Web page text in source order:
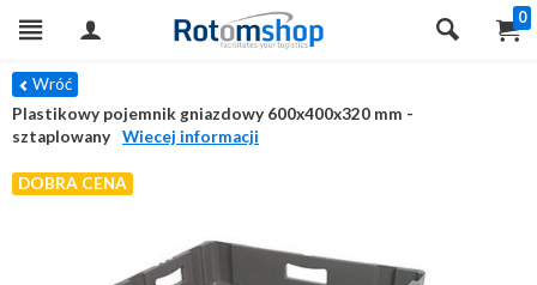
0
Wróć
Plastikowy pojemnik gniazdowy 600x400x320 mm -
sztaplowany
Wiecej informacji
DOBRA CENA